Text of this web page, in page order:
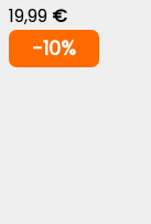
19,99 €
-10%